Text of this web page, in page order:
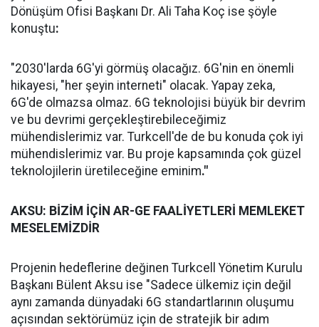
Dönüşüm Ofisi Başkanı Dr. Ali Taha Koç ise şöyle
konuştu:
"2030'larda 6G'yi görmüş olacağız. 6G'nin en önemli
hikayesi, "her şeyin interneti" olacak. Yapay zeka,
6G'de olmazsa olmaz. 6G teknolojisi büyük bir devrim
ve bu devrimi gerçekleştirebileceğimiz
mühendislerimiz var. Turkcell'de de bu konuda çok iyi
mühendislerimiz var. Bu proje kapsamında çok güzel
teknolojilerin üretileceğine eminim."
AKSU: BİZİM İÇİN AR-GE FAALİYETLERİ MEMLEKET
MESELEMİZDİR
Projenin hedeflerine değinen Turkcell Yönetim Kurulu
Başkanı Bülent Aksu ise "Sadece ülkemiz için değil
aynı zamanda dünyadaki 6G standartlarının oluşumu
açısından sektörümüz için de stratejik bir adım